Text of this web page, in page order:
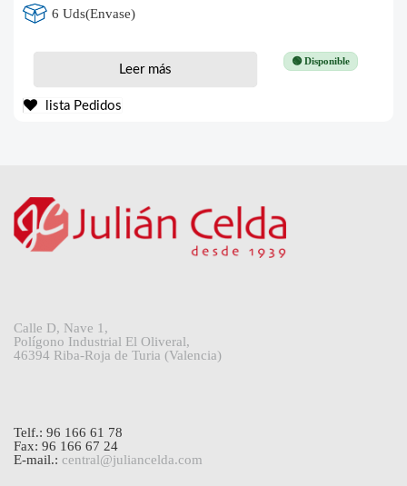
6 Uds(Envase)
🟢 Disponible
Leer más
lista Pedidos
Calle D, Nave 1,
Polígono Industrial El Oliveral,
46394 Riba-Roja de Turia (Valencia)
Telf.: 96 166 61 78
Fax: 96 166 67 24
E-mail.: central@juliancelda.com